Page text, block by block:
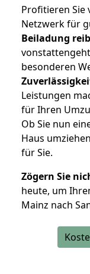
Profitieren Sie
Netzwerk für
Beiladung
besonderen
Leistungen
für Ihren
Ob Sie nun
Haus
für Sie.
Zögern Sie
heute, um
Mainz nach